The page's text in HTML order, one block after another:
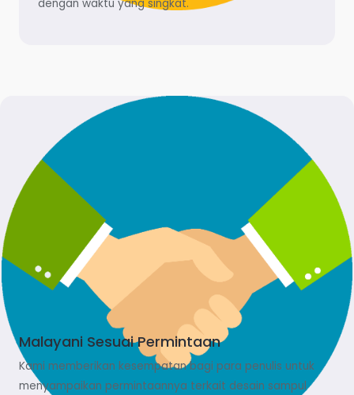
dengan waktu yang singkat.
Malayani Sesuai Permintaan
Kami memberikan kesempatan bagi para penulis untuk
menyampaikan permintaannya terkait desain sampul